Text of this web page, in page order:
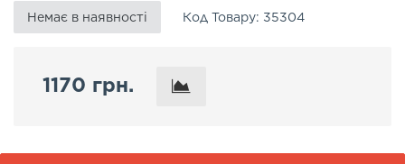
Немає в наявності Код Товару: 35304
1170 грн.